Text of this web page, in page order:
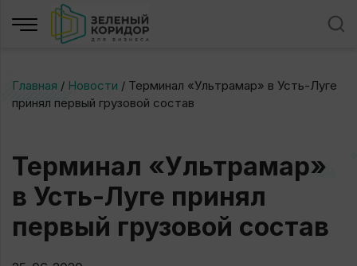
Главная / Новости / Терминал «Ультрамар» в Усть-Луге
принял первый грузовой состав
Терминал «Ультрамар»
в Усть-Луге принял
первый грузовой состав